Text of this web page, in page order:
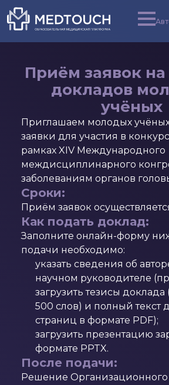
Приём заявок
докладов
учёных
Приглашаем молодых
заявки для участия в
рамках XIV Международного
междисциплинарного
заболеваниям органов
Сроки:
Приём заявок
Как подать доклад:
Заполните онлайн-форму
подачи необходимо:
указать сведения об
научном руководителе
загрузить тезисы доклада
500 слов) и полный текст
страниц в формате PDF);
загрузить презентацию
формате PPTX.
После подачи:
Решение Организационного